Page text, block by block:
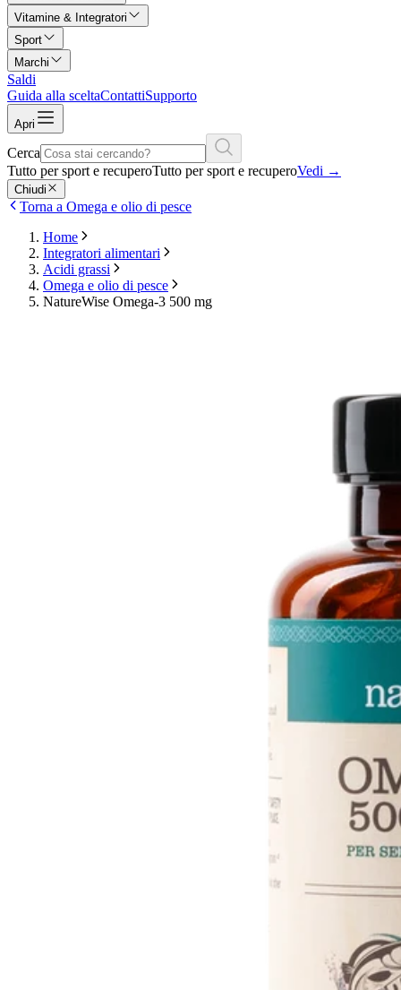
Vitamine & Integratori
Sport
Marchi
Saldi
Guida alla sceltaContattiSupporto
Apri
Cerca
Tutto per sport e recuperoTutto per sport e recuperoVedi →
Chiudi
Torna a Omega e olio di pesce
Home
Integratori alimentari
Acidi grassi
Omega e olio di pesce
NatureWise Omega-3 500 mg